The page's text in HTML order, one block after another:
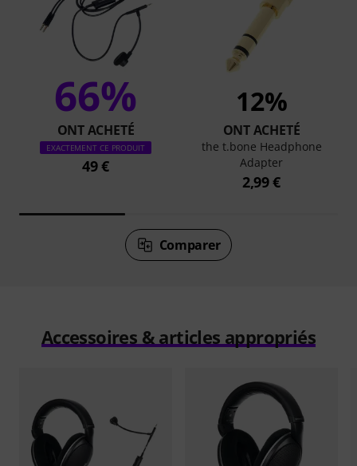
66%
ONT ACHETÉ
EXACTEMENT CE PRODUIT
49 €
12%
ONT ACHETÉ
the t.bone Headphone
Adapter
2,99 €
Comparer
Accessoires & articles appropriés